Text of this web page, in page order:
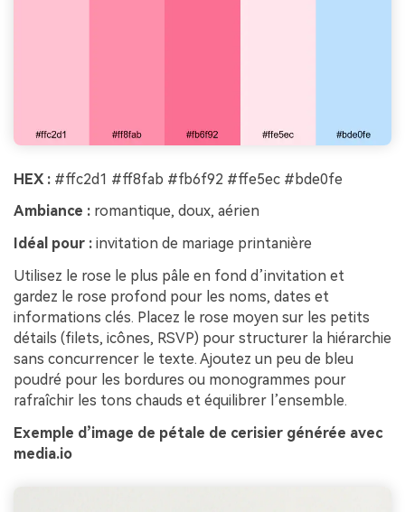
HEX : #ffc2d1 #ff8fab #fb6f92 #ffe5ec #bde0fe
Ambiance : romantique, doux, aérien
Idéal pour : invitation de mariage printanière
Utilisez le rose le plus pâle en fond d’invitation et
gardez le rose profond pour les noms, dates et
informations clés. Placez le rose moyen sur les petits
détails (filets, icônes, RSVP) pour structurer la hiérarchie
sans concurrencer le texte. Ajoutez un peu de bleu
poudré pour les bordures ou monogrammes pour
rafraîchir les tons chauds et équilibrer l’ensemble.
Exemple d’image de pétale de cerisier générée avec
media.io